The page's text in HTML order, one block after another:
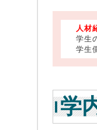
人材
学生
学生
学